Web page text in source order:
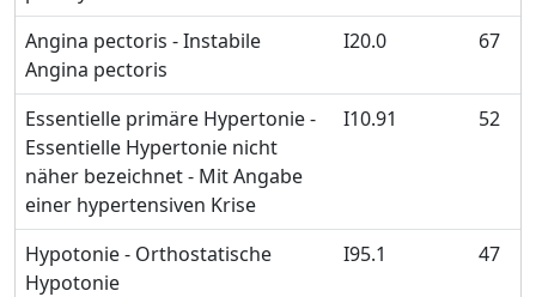
Angina pectoris - Instabile
Angina pectoris
I20.0 67
Essentielle primäre Hypertonie -
Essentielle Hypertonie nicht
näher bezeichnet - Mit Angabe
einer hypertensiven Krise
I10.91 52
Hypotonie - Orthostatische
Hypotonie
I95.1 47